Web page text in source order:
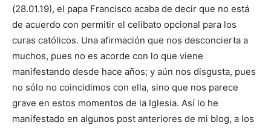
(28.01.19), el papa Francisco acaba de decir que no está
de acuerdo con permitir el celibato opcional para los
curas católicos. Una afirmación que nos desconcierta a
muchos, pues no es acorde con lo que viene
manifestando desde hace años; y aún nos disgusta, pues
no sólo no coincidimos con ella, sino que nos parece
grave en estos momentos de la Iglesia. Así lo he
manifestado en algunos post anteriores de mi blog, a los